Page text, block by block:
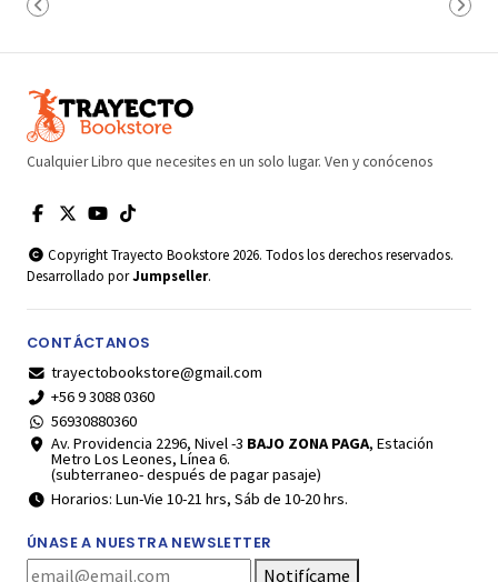
Cualquier Libro que necesites en un solo lugar. Ven y conócenos
Copyright Trayecto Bookstore 2026. Todos los derechos reservados.
Desarrollado porJumpseller.
CONTÁCTANOS
trayectobookstore@gmail.com
+56 9 3088 0360
56930880360
Av. Providencia 2296, Nivel -3 BAJO ZONA PAGA, Estación
Metro Los Leones, Línea 6.
(subterraneo- después de pagar pasaje)
Horarios: Lun-Vie 10-21 hrs, Sáb de 10-20 hrs.
ÚNASE A NUESTRA NEWSLETTER
Notifícame